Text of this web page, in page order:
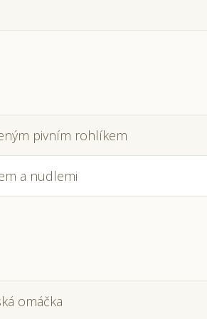
pivním rohlíkem
a nudlemi
omáčka